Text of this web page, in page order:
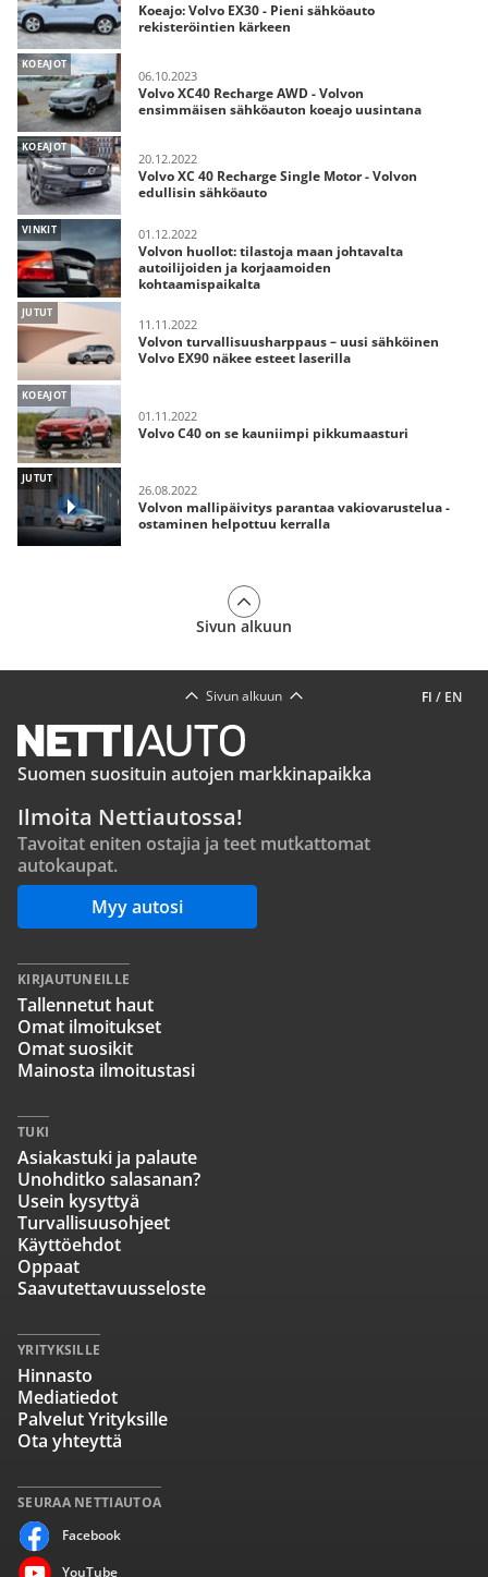
Koeajo: Volvo EX30 - Pieni sähköauto
rekisteröintien kärkeen
KOEAJOT
06.10.2023
Volvo XC40 Recharge AWD - Volvon
ensimmäisen sähköauton koeajo uusintana
KOEAJOT
20.12.2022
Volvo XC 40 Recharge Single Motor - Volvon
edullisin sähköauto
VINKIT 01.12.2022
Volvon huollot: tilastoja maan johtavalta
autoilijoiden ja korjaamoiden
kohtaamispaikalta
JUTUT
11.11.2022
Volvon turvallisuusharppaus – uusi sähköinen
Volvo EX90 näkee esteet laserilla
KOEAJOT
01.11.2022
Volvo C40 on se kauniimpi pikkumaasturi
JUTUT
26.08.2022
Volvon mallipäivitys parantaa vakiovarustelua -
ostaminen helpottuu kerralla
Sivun alkuun
FI / EN
Sivun alkuun
Suomen suosituin autojen markkinapaikka
Ilmoita Nettiautossa!
Tavoitat eniten ostajia ja teet mutkattomat
autokaupat.
Myy autosi
SEURAA NETTIAUTOA
Facebook
YouTube
KIRJAUTUNEILLE
Tallennetut haut
Omat ilmoitukset
Omat suosikit
Mainosta ilmoitustasi
TUKI
Asiakastuki ja palaute
Unohditko salasanan?
Usein kysyttyä
Turvallisuusohjeet
Käyttöehdot
Oppaat
Saavutettavuusseloste
YRITYKSILLE
Hinnasto
Mediatiedot
Palvelut Yrityksille
Ota yhteyttä